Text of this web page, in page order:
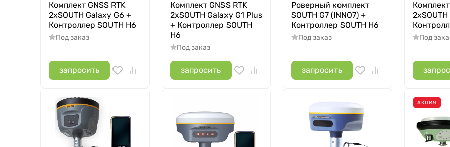
Комплект GNSS RTK
2xSOUTH Galaxy G6 +
Контроллер SOUTH H6
Под заказ
запросить
Комплект GNSS RTK
2xSOUTH Galaxy G1 Plus
+ Контроллер SOUTH
H6
Под заказ
запросить
Роверный комплект
SOUTH G7 (INNO7) +
Контроллер SOUTH H6
Под заказ
запросить
2xSOUTH
Под
АКЦИЯ